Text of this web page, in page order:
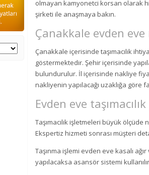
olmayan kamyonetci korsan olarak
şirketi ile anaşmaya bakın.
Çanakkale evden
Çanakkale içerisinde taşımacılık
göstermektedir. Şehir içerisinde
bulundurulur. İl içerisinde nakliye
nakliyenin yapılacağı uzaklığa göre
Evden eve
Taşımacılık işletmeleri büyük
Ekspertiz hizmeti sonrası müşteri
Taşınma işlemi evden eve kasalı
yapılacaksa asansör sistemi